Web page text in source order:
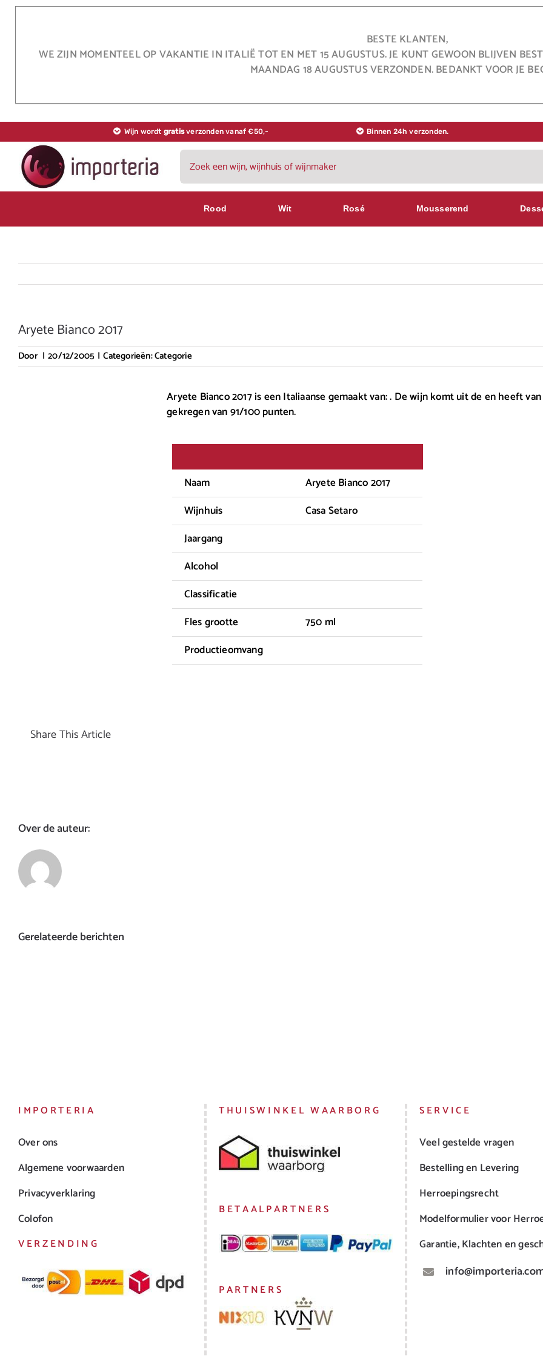
BESTE KLANTEN,
WE ZIJN MOMENTEEL OP VAKANTIE IN ITALIË TOT EN MET 15 AUGUSTUS. JE KUNT GEWOON BLIJVEN
MAANDAG 18 AUGUSTUS VERZONDEN. BEDANKT VOOR JE
Wijn wordt gratisverzonden vanaf €50,- Binnen 24h verzonden.
Zoeken
naar:
Rood Wit Rosé Mousserend
Aryete Bianco 2017
Door | 20/12/2005 | Categorieën:Categorie
Aryete Bianco 2017 is een Italiaanse gemaakt van: . De wijn komt uit de en heeft
gekregen van 91/100 punten.
Naam
Aryete Bianco 2017
Wijnhuis
Casa Setaro
Jaargang
Alcohol
Classificatie
Fles grootte
750 ml
Productieomvang
Share This Article
Over de auteur:
Gerelateerde berichten
IMPORTERIA
Over ons
Algemene voorwaarden
Privacyverklaring
Colofon
VERZENDING
THUISWINKEL WAARBORG
BETAALPARTNERS
PARTNERS
SERVICE
Veel gestelde vragen
Bestelling en Levering
Herroepingsrecht
Modelformulier voor
Garantie, Klachten en